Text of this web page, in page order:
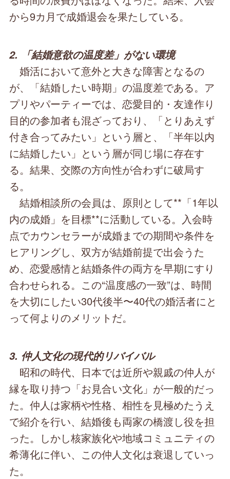
から9カ月で成婚退会を果たしている。
2. 「結婚意欲の温度差」がない環境
婚活において意外と大きな障害となるの
が、「結婚したい時期」の温度差である。ア
プリやパーティーでは、恋愛目的・友達作り
目的の参加者も混ざっており、「とりあえず
付き合ってみたい」という層と、「半年以内
に結婚したい」という層が同じ場に存在す
る。結果、交際の方向性が合わずに破局す
る。
結婚相談所の会員は、原則として**「1年以
内の成婚」を目標**に活動している。入会時
点でカウンセラーが成婚までの期間や条件を
ヒアリングし、双方が結婚前提で出会うた
め、恋愛感情と結婚条件の両方を早期にすり
合わせられる。この“温度感の一致”は、時間
を大切にしたい30代後半〜40代の婚活者にと
って何よりのメリットだ。
3. 仲人文化の現代的リバイバル
昭和の時代、日本では近所や親戚の仲人が
縁を取り持つ「お見合い文化」が一般的だっ
た。仲人は家柄や性格、相性を見極めたうえ
で紹介を行い、結婚後も両家の橋渡し役を担
った。しかし核家族化や地域コミュニティの
希薄化に伴い、この仲人文化は衰退していっ
た。